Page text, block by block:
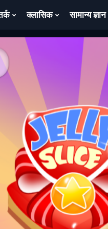
Show
For
क्लासिक
Show
For
क्लासिक
सामान्य ज्ञान